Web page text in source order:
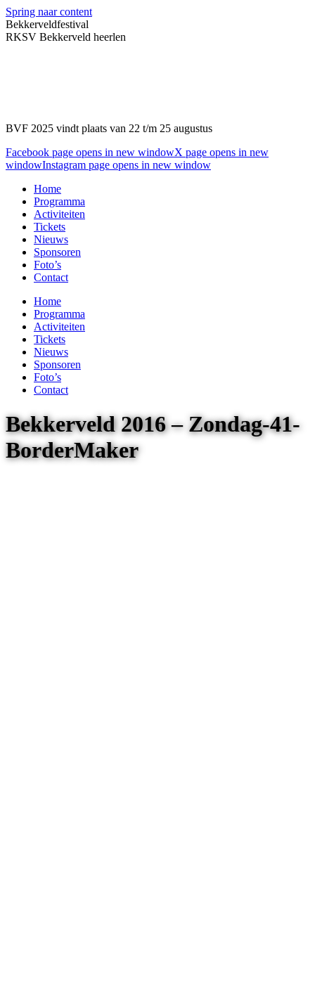
Spring naar content
Bekkerveldfestival
RKSV Bekkerveld heerlen
BVF 2025 vindt plaats van 22 t/m 25 augustus
Facebook page opens in new windowX page opens in new
windowInstagram page opens in new window
Home
Programma
Activiteiten
Tickets
Nieuws
Sponsoren
Foto’s
Contact
Home
Programma
Activiteiten
Tickets
Nieuws
Sponsoren
Foto’s
Contact
Bekkerveld 2016 – Zondag-41-
BorderMaker